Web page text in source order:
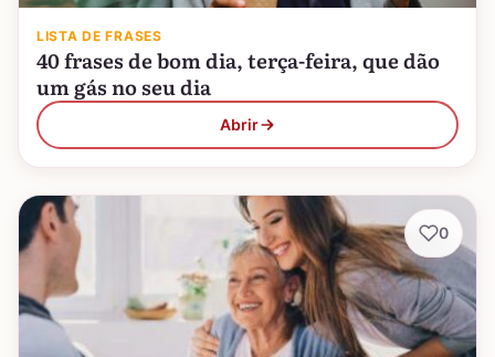
LISTA DE FRASES
40 frases de bom dia, terça-feira, que dão
um gás no seu dia
Abrir
0